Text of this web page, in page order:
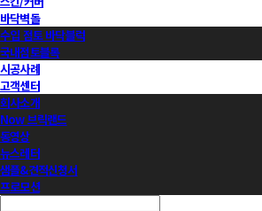
바닥벽돌
수입 점토 바닥블럭
국내점토블록
시공사례
고객센터
회사소개
Now 브릭랜드
동영상
뉴스레터
샘플&견적신청서
프로모션